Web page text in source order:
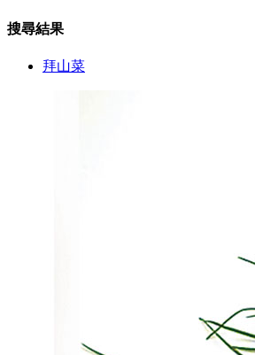
搜尋結果
拜山菜